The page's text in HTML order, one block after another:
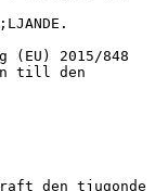
2015/848
till den
den tjugonde